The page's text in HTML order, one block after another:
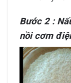
Bước 2 :
nồi cơm